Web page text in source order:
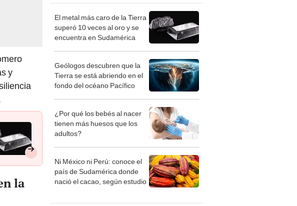
y
la
El metal más caro de la Tierra
superó 10 veces al oro y se
encuentra en Sudamérica
Geólogos descubren que la
Tierra se está abriendo en el
fondo del océano Pacífico
¿Por qué los bebés al nacer
tienen más huesos que los
adultos?
Ni México ni Perú: conoce el
país de Sudamérica donde
nació el cacao, según estudio